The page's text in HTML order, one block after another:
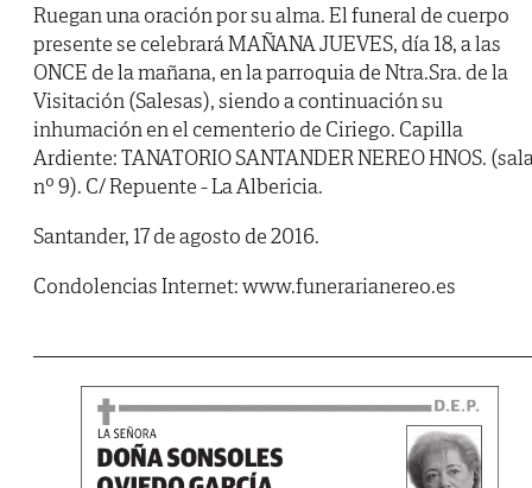
Ruegan una oración por su alma. El funeral de cuerpo
presente se celebrará MAÑANA JUEVES, día 18, a las
ONCE de la mañana, en la parroquia de Ntra.Sra. de la
Visitación (Salesas), siendo a continuación su
inhumación en el cementerio de Ciriego. Capilla
Ardiente: TANATORIO SANTANDER NEREO HNOS.
nº 9). C/ Repuente - La Albericia.
Santander, 17 de agosto de 2016.
Condolencias Internet: www.funerarianereo.es